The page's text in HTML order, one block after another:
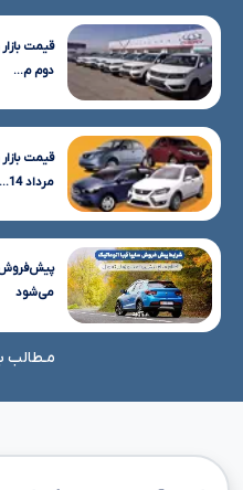
قیمت
دوم م...
قیمت
مرداد 14...
می‌شود
مـطالب